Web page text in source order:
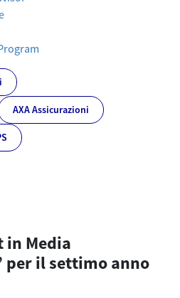
AXA Assicurazioni
in Media
per il settimo anno